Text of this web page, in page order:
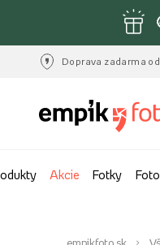
Doprava zadarma od
Akcie Fotky
empikfoto.sk